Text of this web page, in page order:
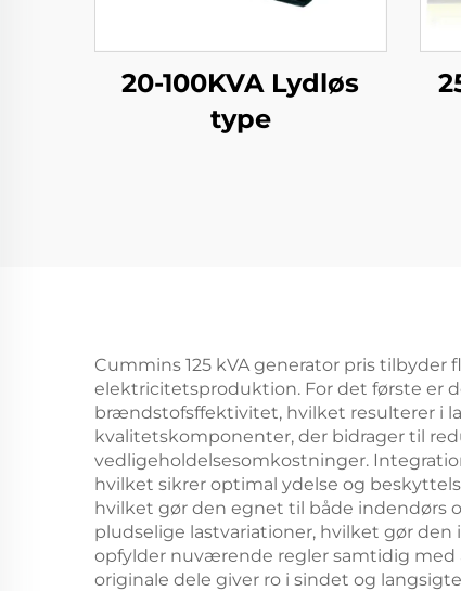
20-100KVA Lydløs
type
Cummins 125 kVA generator pris
elektricitetsproduktion. For det første er
brændstofsffektivitet, hvilket resulterer i
kvalitetskomponenter, der bidrager til
vedligeholdelsesomkostninger.
hvilket sikrer optimal ydelse og
hvilket gør den egnet til både indendørs
pludselige lastvariationer, hvilket gør
opfylder nuværende regler samtidig
originale dele giver ro i sindet og